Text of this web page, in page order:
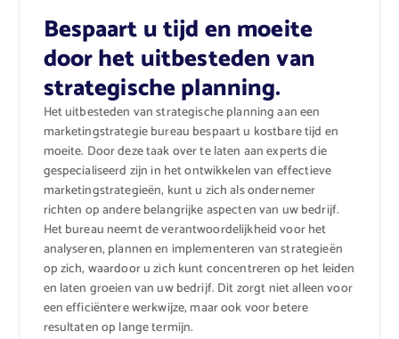
Bespaart u tijd en moeite
door het uitbesteden van
strategische planning.
Het uitbesteden van strategische planning aan een
marketingstrategie bureau bespaart u kostbare tijd en
moeite. Door deze taak over te laten aan experts die
gespecialiseerd zijn in het ontwikkelen van effectieve
marketingstrategieën, kunt u zich als ondernemer
richten op andere belangrijke aspecten van uw bedrijf.
Het bureau neemt de verantwoordelijkheid voor het
analyseren, plannen en implementeren van strategieën
op zich, waardoor u zich kunt concentreren op het leiden
en laten groeien van uw bedrijf. Dit zorgt niet alleen voor
een efficiëntere werkwijze, maar ook voor betere
resultaten op lange termijn.